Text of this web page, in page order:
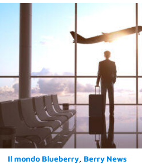
Il mondo Blueberry Berry News